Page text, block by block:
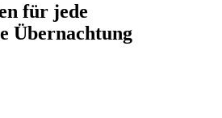
für jede
Übernachtung